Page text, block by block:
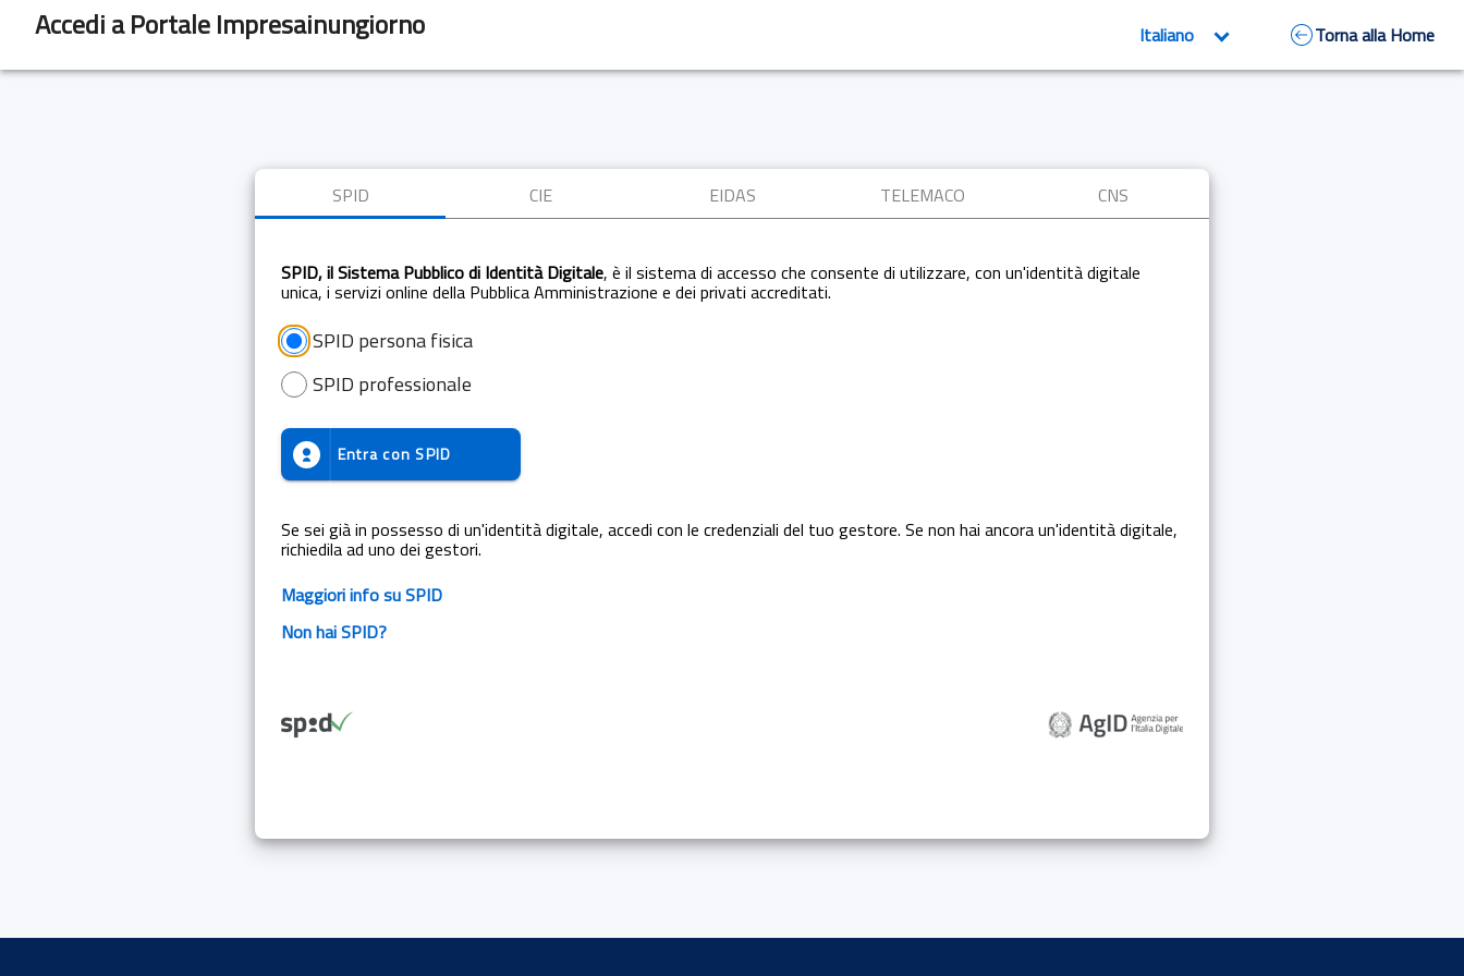
Accedi a Portale Impresainungiorno Torna alla Home
SPID CIE EIDAS TELEMACO CNS
SPID, il Sistema Pubblico di Identità Digitale, è il sistema di accesso che consente di utilizzare, con un'identità digitale
unica, i servizi online della Pubblica Amministrazione e dei privati accreditati.
SPID persona fisica
SPID professionale
Entra con SPID
Se sei già in possesso di un'identità digitale, accedi con le credenziali del tuo gestore. Se non hai ancora un'identità digitale,
richiedila ad uno dei gestori.
Maggiori info su SPID
Non hai SPID?